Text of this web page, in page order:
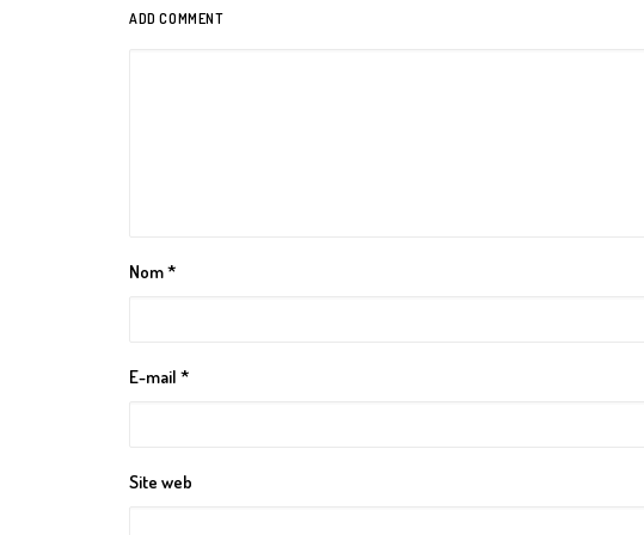
ADD COMMENT
Nom*
E-mail *
Site web